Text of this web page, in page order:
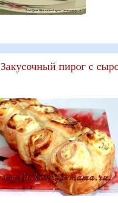
Закусочный пирог с